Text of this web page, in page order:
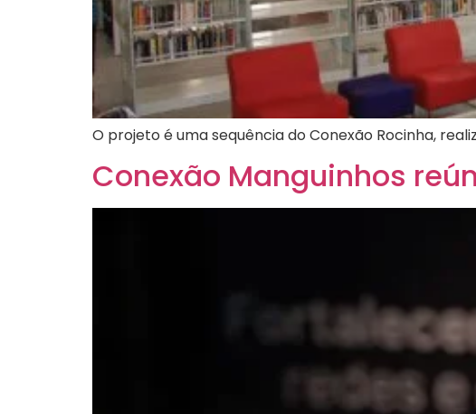
O projeto é uma sequência do Conexão Rocinha,
Conexão Manguinhos